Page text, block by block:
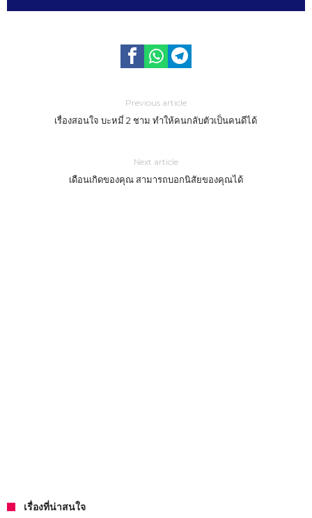
Previous article
เรื่องสอนใจ บะหมี่ 2 ชาม ทำให้คนกลับตัวเป็นคนดีได้
Next article
เดือนเกิดของคุณ สามารถบอกนิสัยของคุณได้
เรื่องที่น่าสนใจ